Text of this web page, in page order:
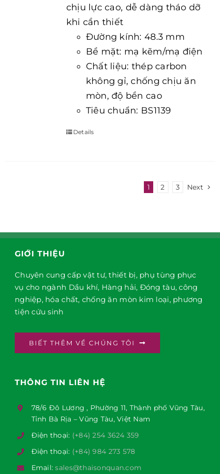
chịu lực cao, dễ dàng tháo dỡ
khi cần thiết
Đường kính: 48.3 mm
Bề mặt: mạ kẽm/mạ điện
Chất liệu: thép carbon
không gỉ, chống chịu ăn
mòn, độ bền cao
Tiêu chuẩn: BS1139
Details
1 2 3 Next
GIỚI THIỆU
Chuyên cung cấp vật tư, thiết bị, phụ tùng phục
vụ cho ngành Dầu khí, Hàng hải, Đóng tàu, công
nghiệp, hóa chất, chống ăn mòn kim loại, phương
tiện cứu sinh
BIẾT THÊM VỀ CHÚNG TÔI
THÔNG TIN LIÊN HỆ
78/6 Đô Lương , Phường 11, Thành phố Vũng Tàu,
Tỉnh Bà Rịa – Vũng Tàu, Việt Nam
Điện thoại: (+84) 254 3624 359
Điện thoại: (+84) 984 273 578
Email:sales@thaisonquan.com